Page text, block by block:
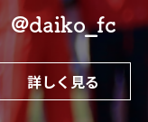
@daiko_fc
詳しく見る